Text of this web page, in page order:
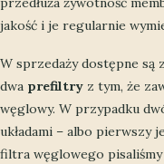
jakość i je regularnie
W sprzedaży dostępne są
dwa prefiltry z tym, że
węglowy. W przypadku
układami – albo pierwszy
filtra węglowego